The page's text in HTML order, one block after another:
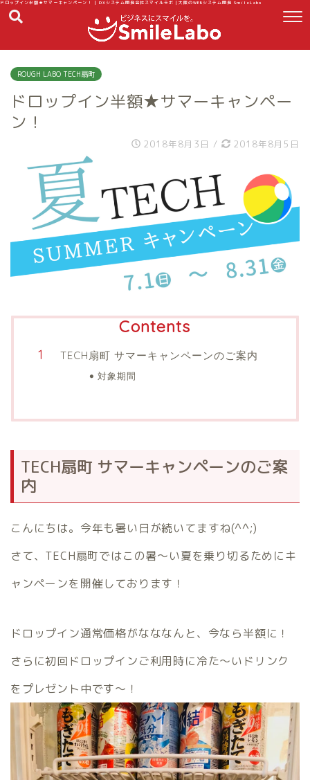
ドロップイン半額★サマーキャンペーン！ | DXシステム開発会社スマイルラボ｜大阪のWEBシステム開発 SmileLabo
ROUGH LABO TECH扇町
ドロップイン半額★サマーキャンペー
ン！
2018年8月3日 / 2018年8月5日
Contents
TECH扇町 サマーキャンペーンのご案内
対象期間
TECH扇町 サマーキャンペーンのご案
内
こんにちは。今年も暑い日が続いてますね(^^;)
さて、TECH扇町ではこの暑〜い夏を乗り切るためにキ
ャンペーンを開催しております！
ドロップイン通常価格がなななんと、今なら半額に！
さらに初回ドロップインご利用時に冷た〜いドリンク
をプレゼント中です〜！